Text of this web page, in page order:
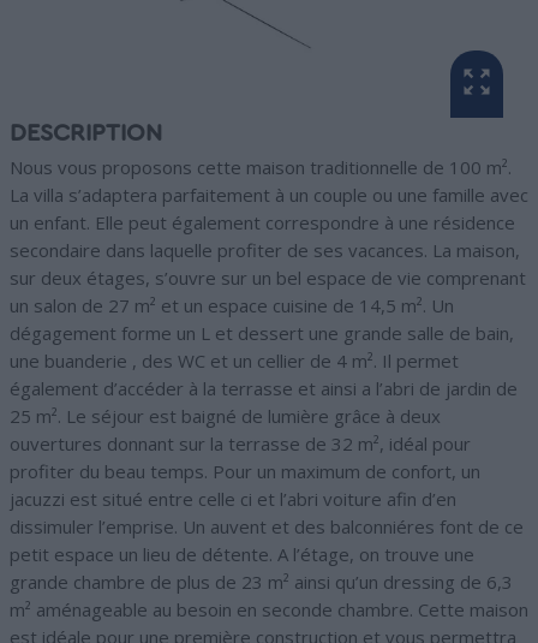
DESCRIPTION
Nous vous proposons cette maison traditionnelle de 100 m².
La villa s’adaptera parfaitement à un couple ou une famille avec
un enfant. Elle peut également correspondre à une résidence
secondaire dans laquelle profiter de ses vacances. La maison,
sur deux étages, s’ouvre sur un bel espace de vie comprenant
un salon de 27 m² et un espace cuisine de 14,5 m². Un
dégagement forme un L et dessert une grande salle de bain,
une buanderie , des WC et un cellier de 4 m². Il permet
également d’accéder à la terrasse et ainsi a l’abri de jardin de
25 m². Le séjour est baigné de lumière grâce à deux
ouvertures donnant sur la terrasse de 32 m², idéal pour
profiter du beau temps. Pour un maximum de confort, un
jacuzzi est situé entre celle ci et l’abri voiture afin d’en
dissimuler l’emprise. Un auvent et des balconniéres font de ce
petit espace un lieu de détente. A l’étage, on trouve une
grande chambre de plus de 23 m² ainsi qu’un dressing de 6,3
m² aménageable au besoin en seconde chambre. Cette maison
est idéale pour une première construction et vous permettra